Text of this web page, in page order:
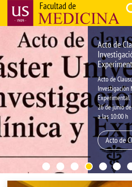
Pasar
contenido
principal
Navegación
principal
Acto de
Acto de
Investigación
Experimental
26 de junio
a las 10:00 h
Acto de